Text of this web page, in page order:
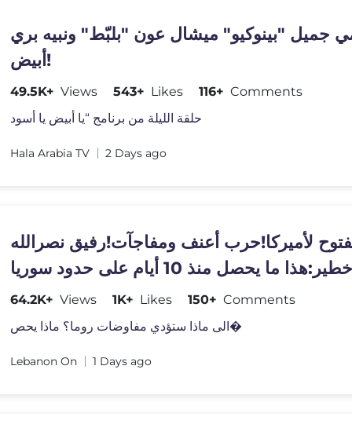
جميل "بينوكيو" ميشال عون "بلبّط" ونبيه بري
أبيض!
49.5K+ Views 543+ Likes 116+ Comments
حلقة الليلة من برنامج “يا أبيض يا أسود
Hala Arabia TV 2 Days ago
لأميركا!حرب أعنف ومفاجآت!رفيق نصرالله
ما يحصل منذ 10 أيام على حدود سوريا
64.2K+ Views 1K+ Likes 150+ Comments
الى ماذا ستؤدي مفاوضات روما؟ ماذا يحص�
Lebanon On 1 Days ago